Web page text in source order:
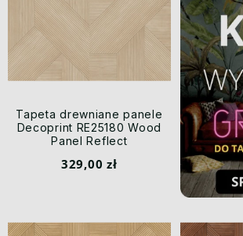
Tapeta drewniane panele
Decoprint RE25180 Wood
Panel Reflect
329,00 zł